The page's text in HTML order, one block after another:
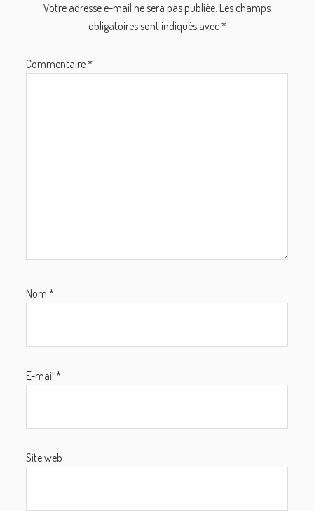
Votre adresse e-mail ne sera pas publiée. Les champs
obligatoires sont indiqués avec*
Commentaire*
Nom*
E-mail*
Site web